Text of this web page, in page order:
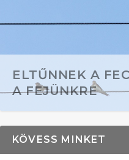
ELTŰNNEK A
A FEJÜNKRE
KÖVESS MINKET